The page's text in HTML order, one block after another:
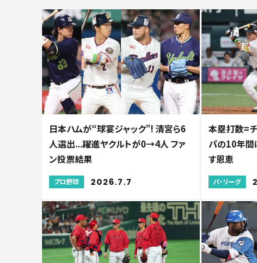
日本ハムが“球宴ジャック”! 清宮ら6
人選出...躍進ヤクルトが0→4人 ファ
ン投票結果
プロ野球 2026.7.7
本塁打数=
パの10年間
す恩恵
パ・リーグ